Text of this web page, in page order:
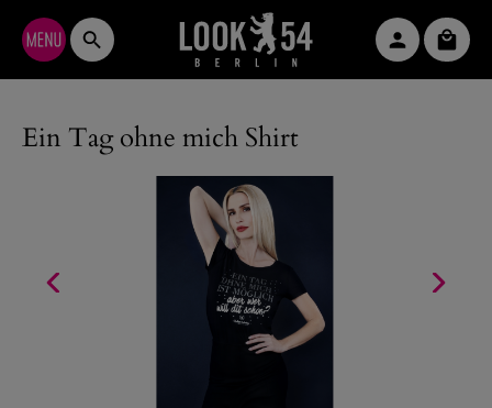
Zum Hauptinhalt springen
Ein Tag ohne mich Shirt